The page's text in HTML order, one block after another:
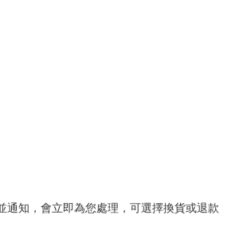
知，會立即為您處理，可選擇換貨或退款